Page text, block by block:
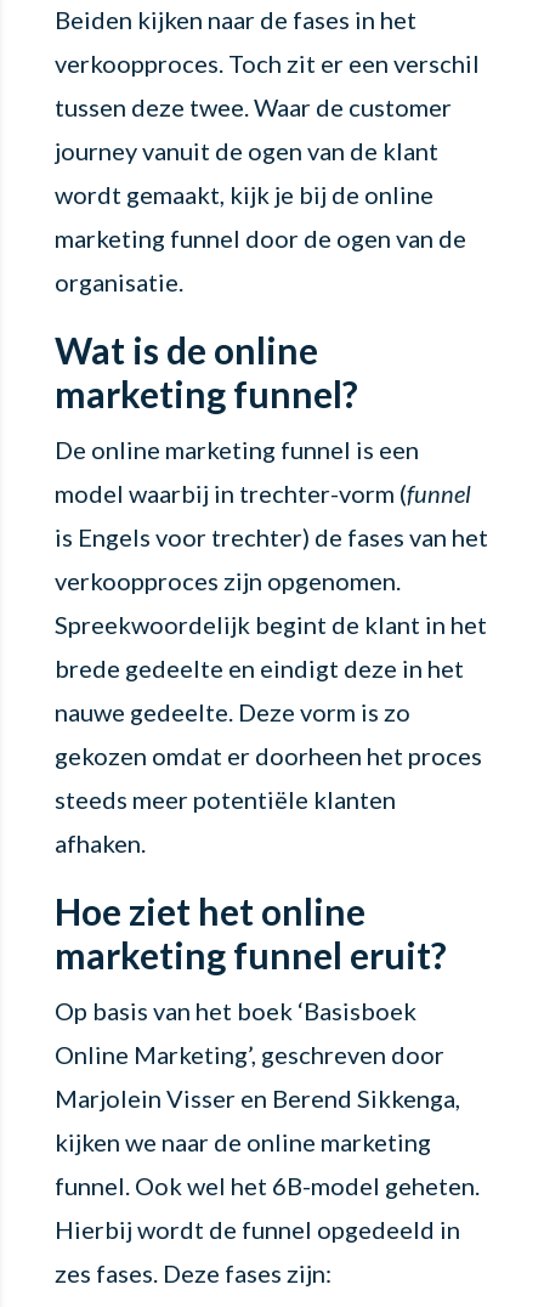
Beiden kijken naar de fases in het
verkoopproces. Toch zit er een verschil
tussen deze twee. Waar de customer
journey vanuit de ogen van de klant
wordt gemaakt, kijk je bij de online
marketing funnel door de ogen van de
organisatie.
Wat is de online
marketing funnel?
De online marketing funnel is een
model waarbij in trechter-vorm (funnel
is Engels voor trechter) de fases van het
verkoopproces zijn opgenomen.
Spreekwoordelijk begint de klant in het
brede gedeelte en eindigt deze in het
nauwe gedeelte. Deze vorm is zo
gekozen omdat er doorheen het proces
steeds meer potentiële klanten
afhaken.
Hoe ziet het online
marketing funnel eruit?
Op basis van het boek ‘Basisboek
Online Marketing’, geschreven door
Marjolein Visser en Berend Sikkenga,
kijken we naar de online marketing
funnel. Ook wel het 6B-model geheten.
Hierbij wordt de funnel opgedeeld in
zes fases. Deze fases zijn: